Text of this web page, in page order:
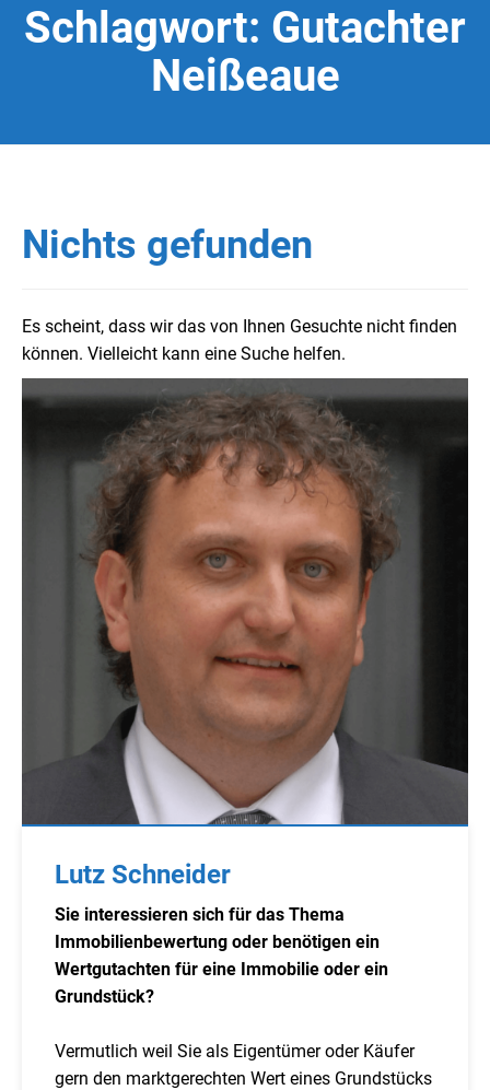
Schlagwort: Gutachter
Neißeaue
Nichts gefunden
Es scheint, dass wir das von Ihnen Gesuchte nicht finden
können. Vielleicht kann eine Suche helfen.
Lutz Schneider
Sie interessieren sich für das Thema
Immobilienbewertung oder benötigen ein
Wertgutachten für eine Immobilie oder ein
Grundstück?
Vermutlich weil Sie als Eigentümer oder Käufer
gern den marktgerechten Wert eines Grundstücks